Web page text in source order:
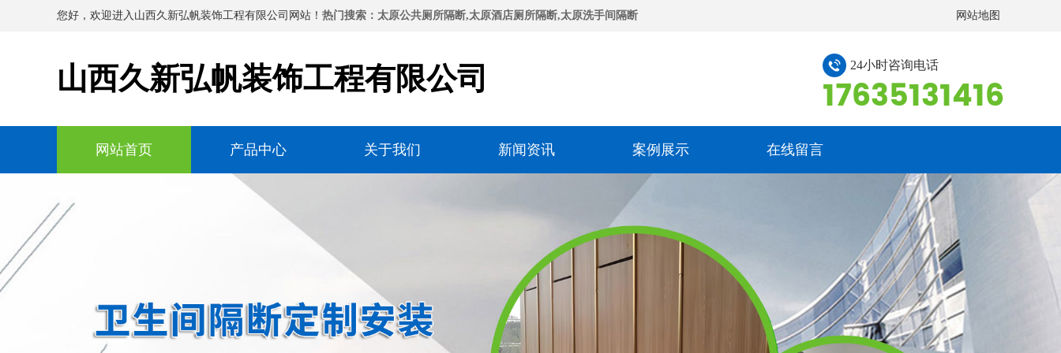
您好，欢迎进入山西久新弘帆装饰工程有限公司网站！ 热门搜索：太原公共厕所隔断,太原酒店厕所隔断,太原洗手间隔断 网站地图
山西久新弘帆装饰工程有限公司 24小时咨询电话
17635131416
网站首页 产品中心 关于我们 新闻资讯 案例展示 在线留言